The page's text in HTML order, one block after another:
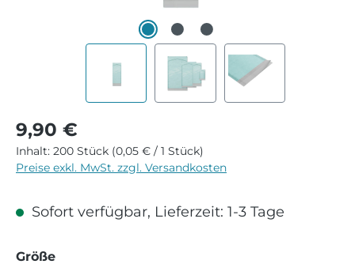
Regulärer Preis:
9,90 €
Inhalt: 200 Stück (0,05 € / 1 Stück)
Preise exkl. MwSt. zzgl. Versandkosten
Sofort verfügbar, Lieferzeit: 1-3 Tage
Größeauswählen